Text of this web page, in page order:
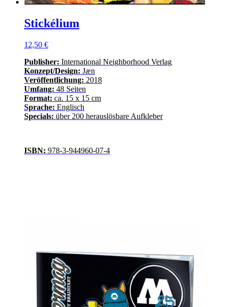
Stickélium
12,50 €
Publisher: International Neighborhood Verlag
Konzept/Design: Jæn
Veröffentlichung: 2018
Umfang: 48 Seiten
Format: ca. 15 x 15 cm
Sprache: Englisch
Specials: über 200 herauslösbare Aufkleber
ISBN: 978-3-944960-07-4